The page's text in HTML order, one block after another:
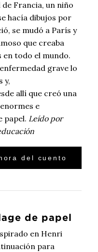
Francia, un niño
hacía dibujos por
se mudó a París y
que creaba
todo el mundo.
grave lo
y,
allí que creó una
e
papel. Leído por
del cuento
de papel
en Henri
para